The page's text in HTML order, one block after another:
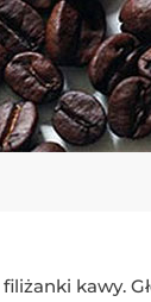
kawy.